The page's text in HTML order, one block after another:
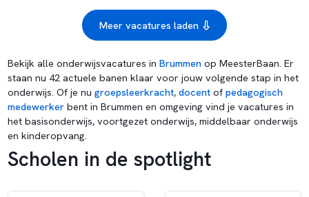
Meer vacatures laden
Bekijk alle onderwijsvacatures in Brummenop MeesterBaan. Er
staan nu 42 actuele banen klaar voor jouw volgende stap in het
onderwijs. Of je nu groepsleerkracht, docentof pedagogisch
medewerkerbent in Brummen en omgeving vind je vacatures in
het basisonderwijs, voortgezet onderwijs, middelbaar onderwijs
en kinderopvang.
Scholen in de spotlight